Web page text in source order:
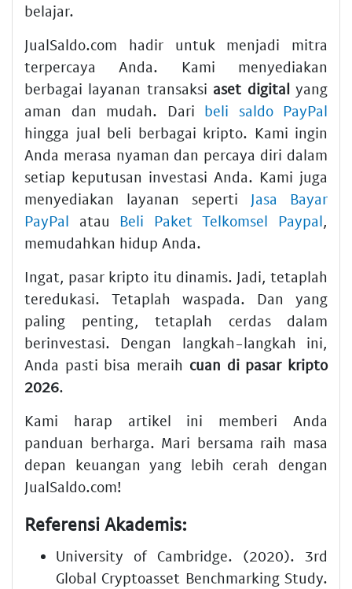
belajar.
JualSaldo.com hadir untuk menjadi mitra
terpercaya Anda. Kami menyediakan
berbagai layanan transaksi aset digitalyang
aman dan mudah. Dari beli saldo PayPal
hingga jual beli berbagai kripto. Kami ingin
Anda merasa nyaman dan percaya diri dalam
setiap keputusan investasi Anda. Kami juga
menyediakan layanan seperti Jasa Bayar
PayPal atau Beli Paket Telkomsel Paypal,
memudahkan hidup Anda.
Ingat, pasar kripto itu dinamis. Jadi, tetaplah
teredukasi. Tetaplah waspada. Dan yang
paling penting, tetaplah cerdas dalam
berinvestasi. Dengan langkah-langkah ini,
Anda pasti bisa meraih cuan di pasar kripto
2026.
Kami harap artikel ini memberi Anda
panduan berharga. Mari bersama raih masa
depan keuangan yang lebih cerah dengan
JualSaldo.com!
Referensi Akademis:
University of Cambridge. (2020). 3rd
Global Cryptoasset Benchmarking Study.